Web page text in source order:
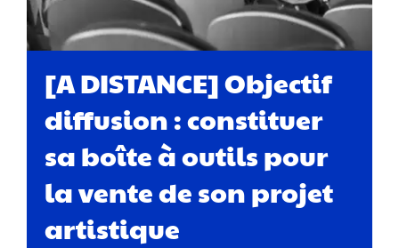
[A DISTANCE] Objectif
diffusion : constituer
sa boîte à outils pour
la vente de son projet
artistique